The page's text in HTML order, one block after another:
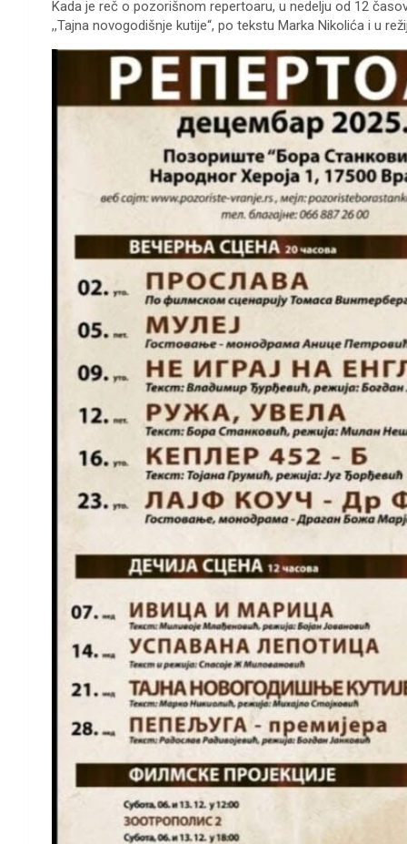
Kada je reč o pozorišnom repertoaru, u nedelju od 12
,,Tajna novogodišnje kutije“, po tekstu Marka Nikolića i u